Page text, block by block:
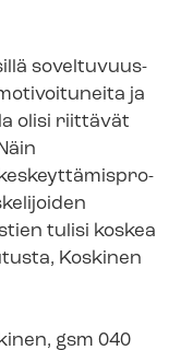
so­vel­tu­vuus­
ja
olisi riittävät
tulisi koskea
Koskinen
gsm 040